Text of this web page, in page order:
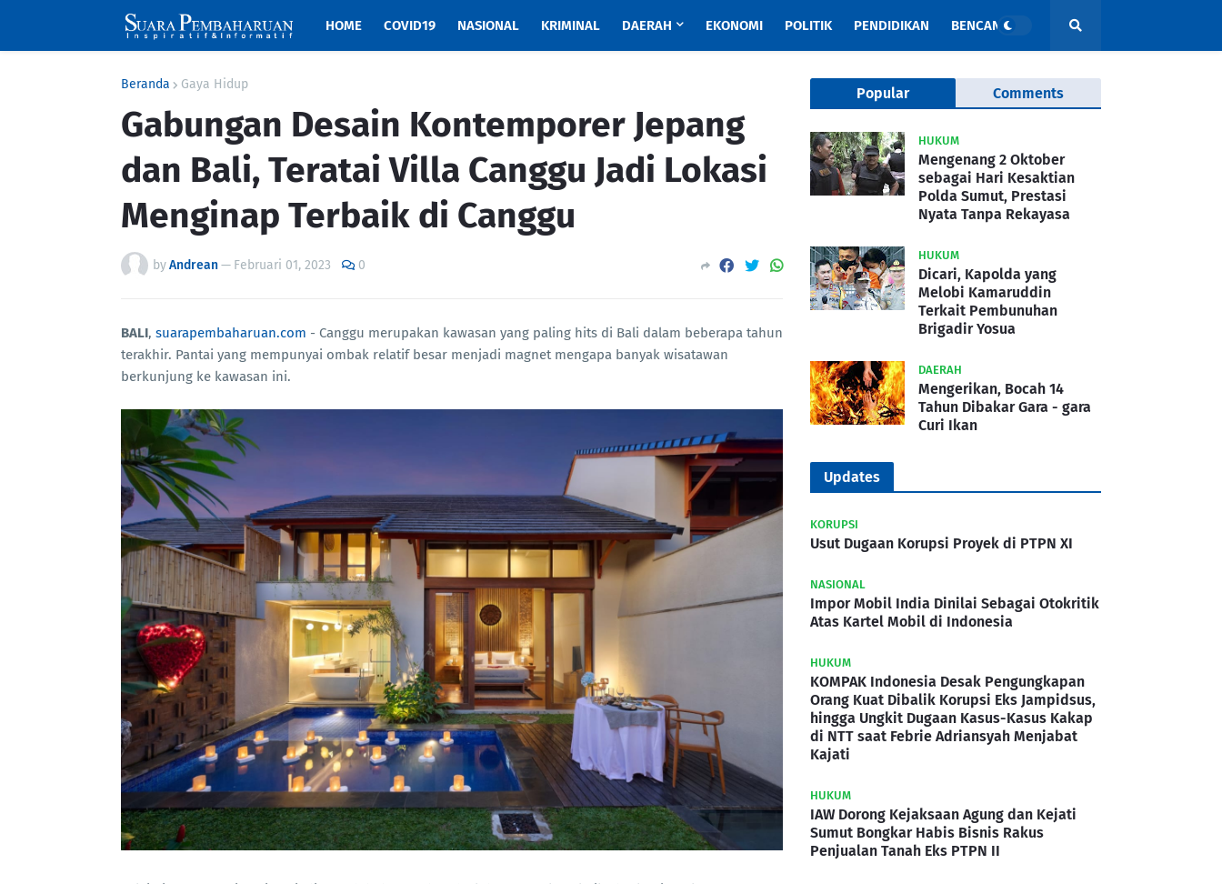
HOME COVID19 NASIONAL KRIMINAL DAERAH EKONOMI POLITIK PENDIDIKAN BENCANA
Beranda Gaya Hidup
Gabungan Desain Kontemporer Jepang
dan Bali, Teratai Villa Canggu Jadi Lokasi
Menginap Terbaik di Canggu
byAndrean— Februari 01, 2023 0
BALI, suarapembaharuan.com - Canggu merupakan kawasan yang paling hits di Bali dalam beberapa tahun
terakhir. Pantai yang mempunyai ombak relatif besar menjadi magnet mengapa banyak wisatawan
berkunjung ke kawasan ini.
Popular Comments
HUKUM
Mengenang 2 Oktober
sebagai Hari Kesaktian
Polda Sumut, Prestasi
Nyata Tanpa Rekayasa
HUKUM
Dicari, Kapolda yang
Melobi Kamaruddin
Terkait Pembunuhan
Brigadir Yosua
DAERAH
Mengerikan, Bocah 14
Tahun Dibakar Gara - gara
Curi Ikan
Updates
KORUPSI
Usut Dugaan Korupsi Proyek di PTPN XI
NASIONAL
Impor Mobil India Dinilai Sebagai Otokritik
Atas Kartel Mobil di Indonesia
HUKUM
KOMPAK Indonesia Desak Pengungkapan
Orang Kuat Dibalik Korupsi Eks Jampidsus,
hingga Ungkit Dugaan Kasus-Kasus Kakap
di NTT saat Febrie Adriansyah Menjabat
Kajati
HUKUM
IAW Dorong Kejaksaan Agung dan Kejati
Sumut Bongkar Habis Bisnis Rakus
Penjualan Tanah Eks PTPN II